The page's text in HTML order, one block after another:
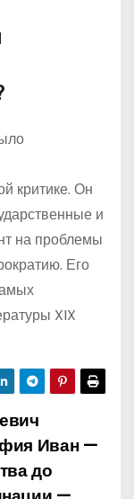
критике. Он
и
на проблемы
Его
XIX
Иван —
до